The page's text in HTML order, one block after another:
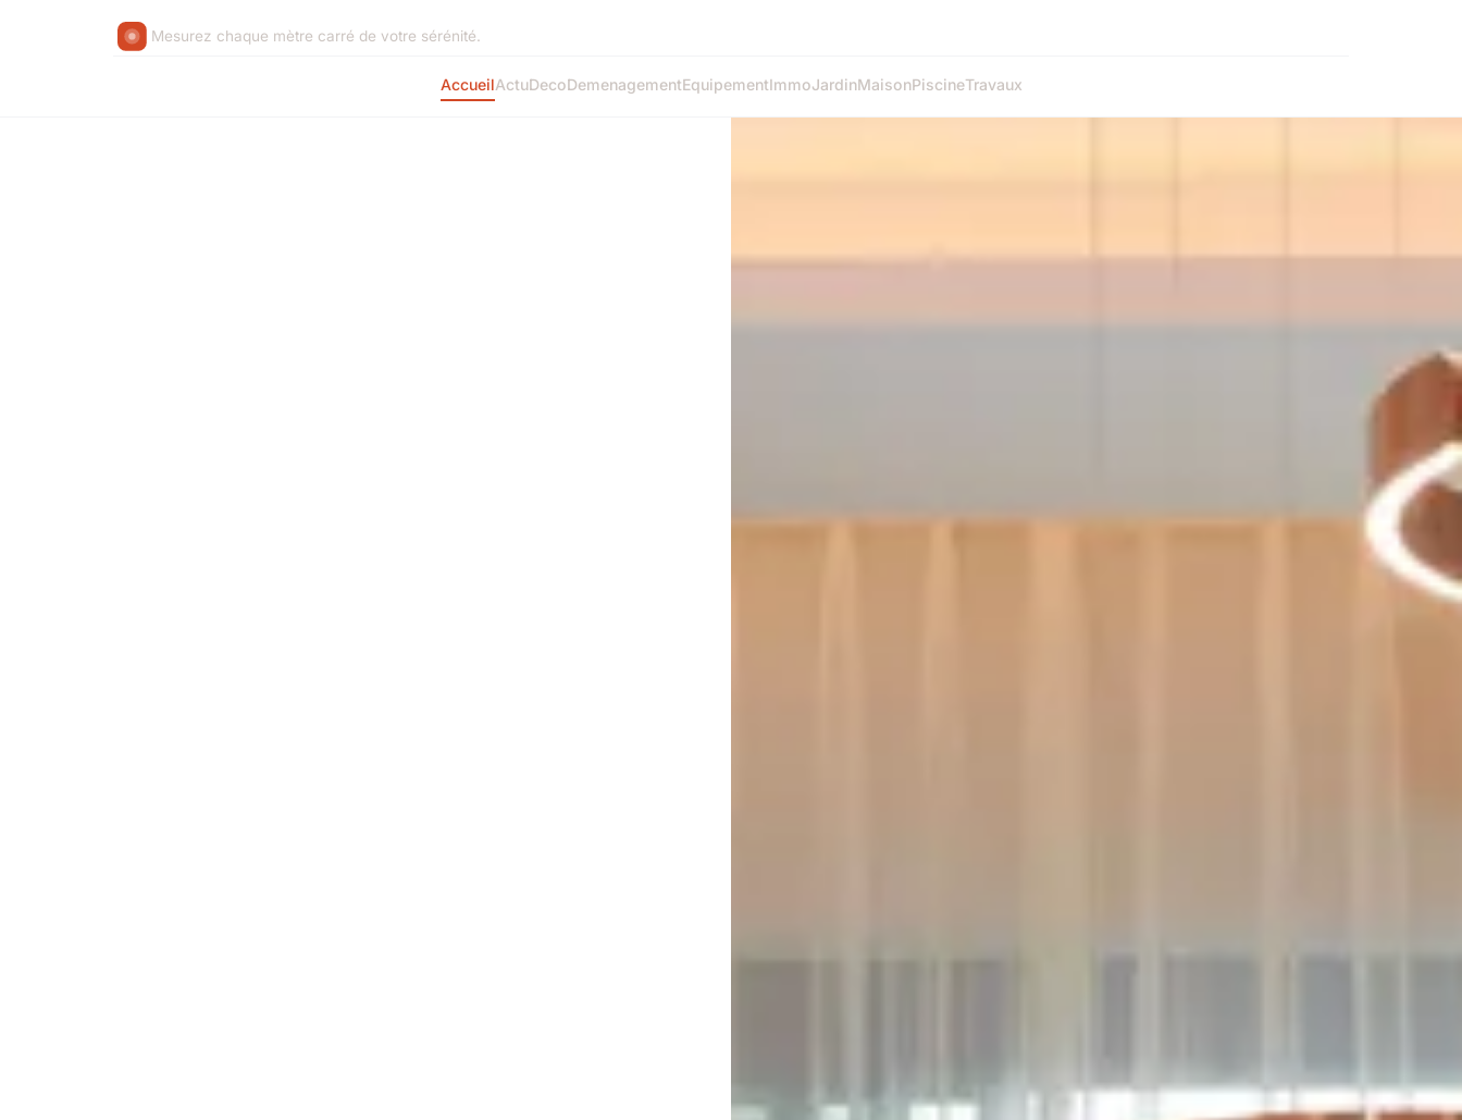
Mesurez chaque mètre carré de votre sérénité.
AccueilActuDecoDemenagementEquipementImmoJardinMaisonPiscineTravaux